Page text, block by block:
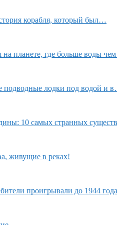
корабля, который был…
планете, где больше воды чем
подводные лодки под водой и
10 самых странных
живущие в реках!
проигрывали до 1944